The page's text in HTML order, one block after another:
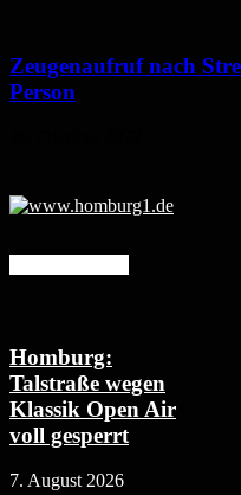
Zeugenaufruf nach
Person
Homburg:
Talstraße wegen
Klassik Open Air
voll gesperrt
7. August 2026